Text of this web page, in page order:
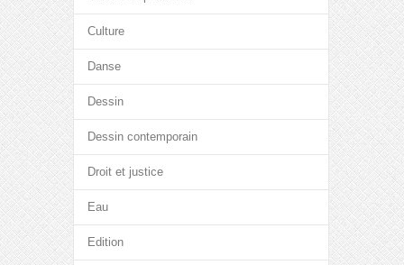
Culture
Danse
Dessin
Dessin contemporain
Droit et justice
Eau
Edition